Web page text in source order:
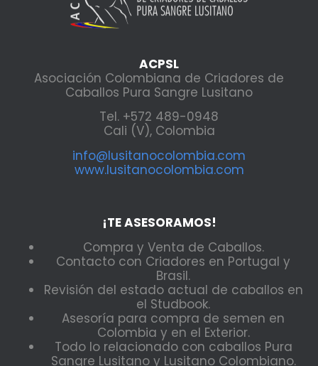
ACPSL
Asociación Colombiana de Criadores de
Caballos Pura Sangre Lusitano
Tel. +572 489-0948
Cali (V), Colombia
info@lusitanocolombia.com
www.lusitanocolombia.com
¡TE ASESORAMOS!
Compra y Venta de Caballos.
Contacto con Criadores en Portugal y
Brasil.
Revisión del estado actual de caballos en
el Studbook.
Asesoría para compra de semen en
Colombia y en el Exterior.
Todo lo relacionado con caballos Pura
Sangre Lusitano y Lusitano Colombiano.